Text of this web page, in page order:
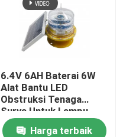
6.4V 6AH Baterai 6W
Alat Bantu LED
Obstruksi Tenaga
Surya Untuk Lampu
Navigasi
Harga terbaik